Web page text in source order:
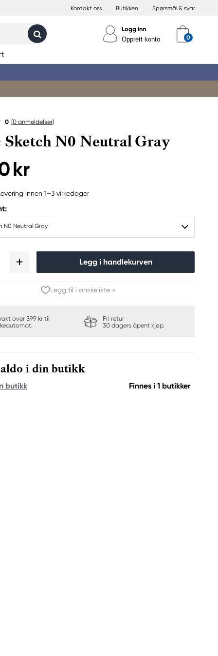
Kontakt oss Butikken Spørsmål & svar
Logg inn
Opprett konto
0 (0 anmeldelser)
Sketch N0 Neutral Gray
kr
innen 1–3 virkedager
N0 Neutral Gray
Legg i handlekurven
Legg til i ønskeliste »
over 599 kr til
Fri retur
30 dagers åpent kjøp.
i din butikk
butikk Finnes i 1 butikker